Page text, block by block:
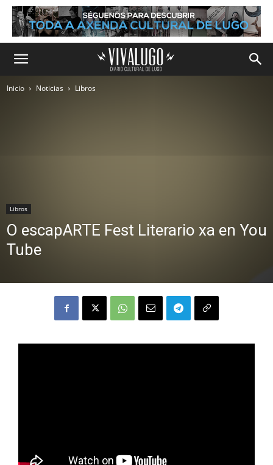
Inicio Noticias Libros
Libros
O escapARTE Fest Literario xa en You
Tube